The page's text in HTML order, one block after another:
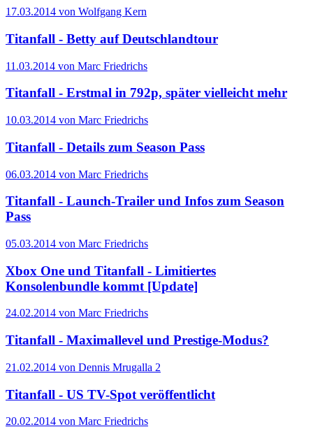
17.03.2014 von Wolfgang Kern
Titanfall - Betty auf Deutschlandtour
11.03.2014 von Marc Friedrichs
Titanfall - Erstmal in 792p, später vielleicht mehr
10.03.2014 von Marc Friedrichs
Titanfall - Details zum Season Pass
06.03.2014 von Marc Friedrichs
Titanfall - Launch-Trailer und Infos zum Season
Pass
05.03.2014 von Marc Friedrichs
Xbox One und Titanfall - Limitiertes
Konsolenbundle kommt [Update]
24.02.2014 von Marc Friedrichs
Titanfall - Maximallevel und Prestige-Modus?
21.02.2014 von Dennis Mrugalla 2
Titanfall - US TV-Spot veröffentlicht
20.02.2014 von Marc Friedrichs